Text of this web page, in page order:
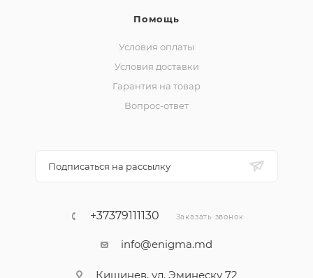
Помощь
Условия оплаты
Условия доставки
Гарантия на товар
Вопрос-ответ
Подписаться на рассылку
+37379111130 Заказать звонок
info@enigma.md
Кишинев, ул. Эминеску 72